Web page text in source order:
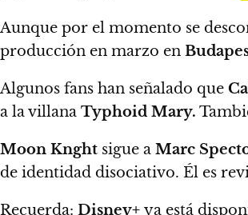
Aunque por el momento se
producción en marzo en
Algunos fans han señalado que
a la villana Typhoid Mary.
Moon Knght sigue a Marc
de identidad disociativo. Él es
Recuerda: Disney+ ya está